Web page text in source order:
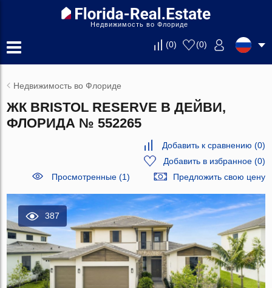
Недвижимость во Флориде
(0) (0)
Недвижимость во Флориде
ЖК BRISTOL RESERVE В ДЕЙВИ,
ФЛОРИДА № 552265
Добавить к сравнению (0)
Добавить в избранное(0)
Просмотренные (1)
Предложить свою цену
387